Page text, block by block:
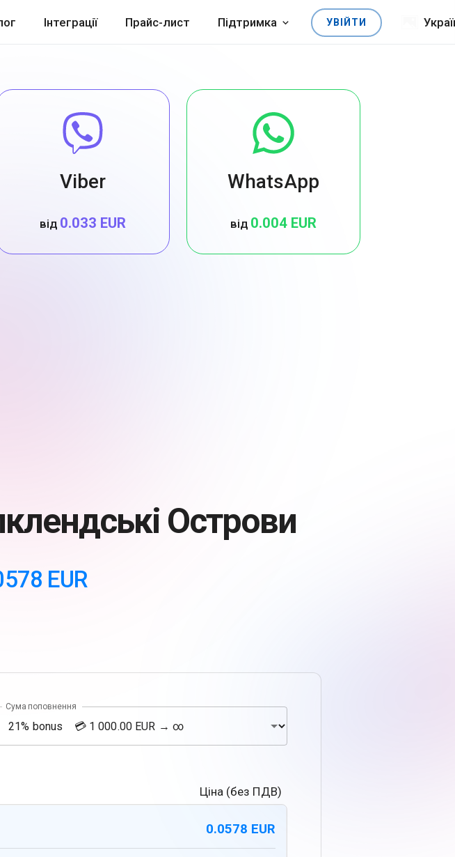
Інтеграції Прайс-лист Підтримка УВІЙТИ
Viber
від 0.033 EUR
WhatsApp
від 0.004 EUR
Острови
EUR
Сума поповнення
Ціна (без ПДВ)
0.0578 EUR